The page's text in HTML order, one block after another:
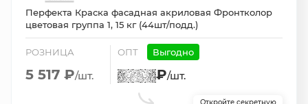
Перфекта Краска фасадная акриловая Фронтколор
цветовая группа 1, 15 кг (44шт/подд.)
РОЗНИЦА
5 517 ₽/шт.
ОПТ Выгодно
₽/шт.